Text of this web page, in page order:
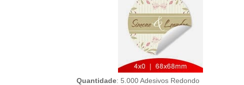
Quantidade: 5.000 Adesivos Redondo